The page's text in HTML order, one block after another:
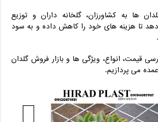
ها به کشاورزان، گلخانه داران و توزیع
تا هزینه های خود را کاهش داده و به سود
قیمت، انواع، ویژگی ها و بازار فروش گلدان
می پردازیم.